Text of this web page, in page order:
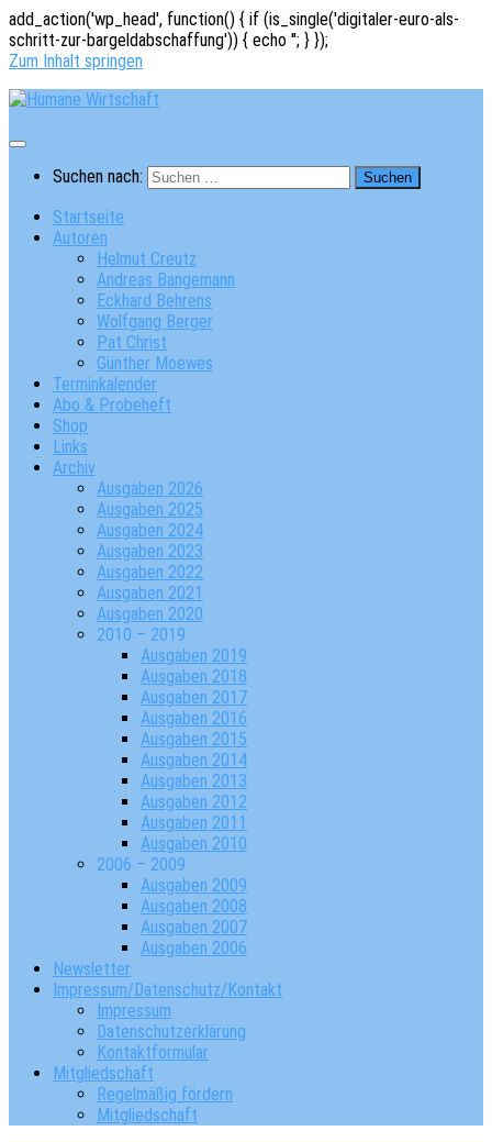
add_action('wp_head', function() { if (is_single('digitaler-euro-als-
schritt-zur-bargeldabschaffung')) { echo ''; } });
Zum Inhalt springen
Suchen nach:
Startseite
Autoren
Helmut Creutz
Andreas Bangemann
Eckhard Behrens
Wolfgang Berger
Pat Christ
Günther Moewes
Terminkalender
Abo & Probeheft
Shop
Links
Archiv
Ausgaben 2026
Ausgaben 2025
Ausgaben 2024
Ausgaben 2023
Ausgaben 2022
Ausgaben 2021
Ausgaben 2020
2010 – 2019
Ausgaben 2019
Ausgaben 2018
Ausgaben 2017
Ausgaben 2016
Ausgaben 2015
Ausgaben 2014
Ausgaben 2013
Ausgaben 2012
Ausgaben 2011
Ausgaben 2010
2006 – 2009
Ausgaben 2009
Ausgaben 2008
Ausgaben 2007
Ausgaben 2006
Newsletter
Impressum/Datenschutz/Kontakt
Impressum
Datenschutzerklärung
Kontaktformular
Mitgliedschaft
Regelmäßig fördern
Mitgliedschaft